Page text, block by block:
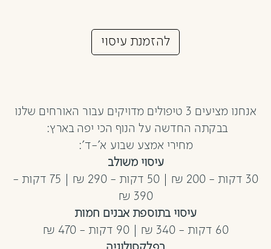
להזמנת עיסוי
קראו
הזמנות
אנחנו מציעים 3 טיפולים מדויקים עבור האורחים שלנו
בבקתה החדשה על הנוף הכי יפה בארץ:
מחירי אמצע שבוע א'-ד':
עיסוי משולב
30 דקות - 200 ₪ | 50 דקות - 290 ₪ | 75 דקות -
390 ₪
עיסוי בתוספת אבנים חמות
60 דקות - 340 ₪ | 90 דקות - 470 ₪